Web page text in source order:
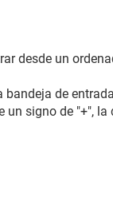
desde un
bandeja de
un signo de "+", la